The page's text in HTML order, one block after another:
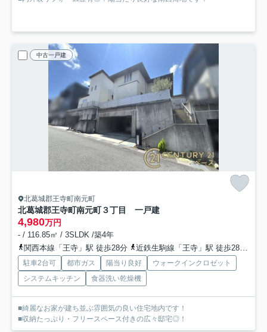
中古一戸建
北葛城郡王寺町南元町
北葛城郡王寺町南元町３丁目 一戸建
4,980万円
- / 116.85㎡ / 3SLDK /築4年
関西本線「王寺」駅 徒歩28分
近鉄生駒線「王寺」駅 徒歩28分
駐車2台可 都市ガス 陽当り良好
ウォークインクロゼット
システムキッチン
食器洗い乾燥機
■綺麗なお家が建ち並ぶ雰囲気の良い住宅地内です！
■収納たっぷり・フリースペース付きの広々邸宅◎！